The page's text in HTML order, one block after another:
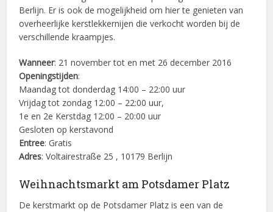
Berlijn. Er is ook de mogelijkheid om hier te genieten van
overheerlijke kerstlekkernijen die verkocht worden bij de
verschillende kraampjes.
Wanneer: 21 november tot en met 26 december 2016
Openingstijden:
Maandag tot donderdag 14:00 – 22:00 uur
Vrijdag tot zondag 12:00 – 22:00 uur,
1e en 2e Kerstdag 12:00 – 20:00 uur
Gesloten op kerstavond
Entree: Gratis
Adres: Voltairestraße 25 , 10179 Berlijn
Weihnachtsmarkt am Potsdamer Platz
De kerstmarkt op de Potsdamer Platz is een van de